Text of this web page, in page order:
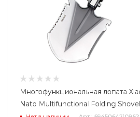
Многофункциональная лопата
Nato Multifunctional Folding